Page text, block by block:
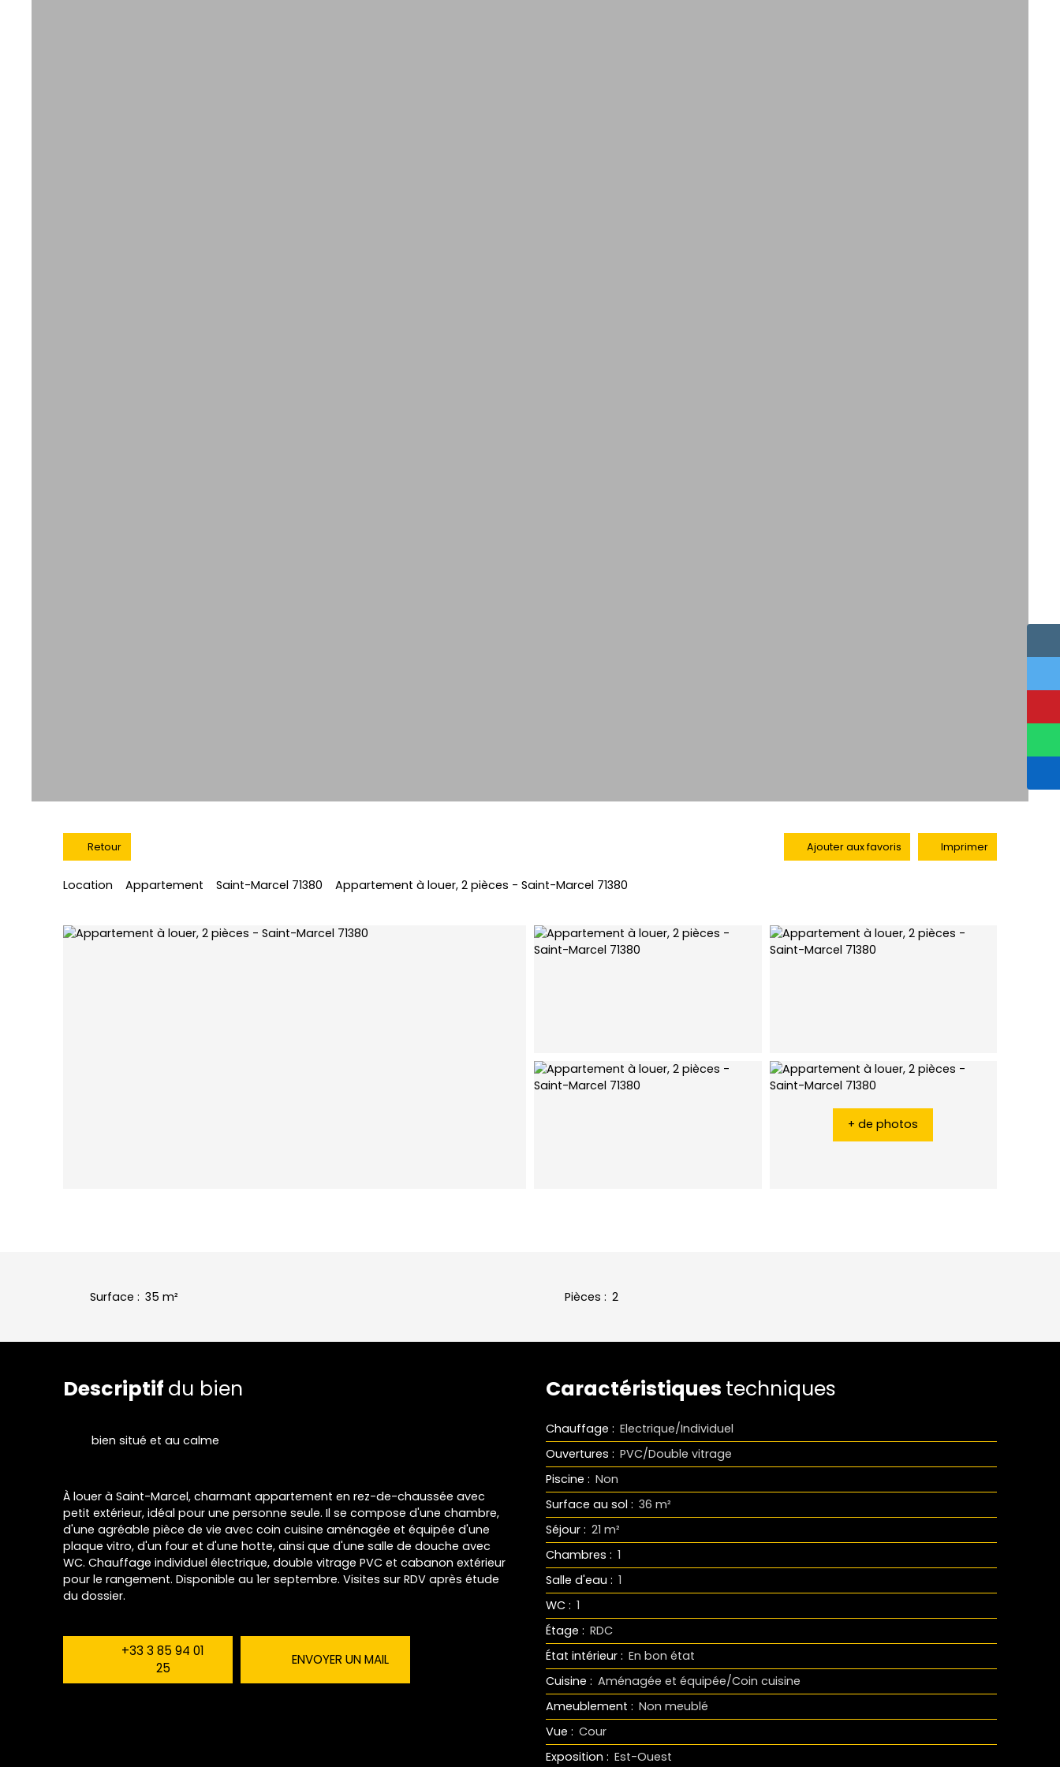
Retour Ajouter aux favoris Imprimer
Location Appartement Saint-Marcel 71380 Appartement à louer, 2 pièces - Saint-Marcel 71380
+ de photos
Surface : 35 m² Pièces : 2
Descriptif du bien
bien situé et au calme
À louer à Saint-Marcel, charmant appartement en rez-de-chaussée avec
petit extérieur, idéal pour une personne seule. Il se compose d'une chambre,
d'une agréable pièce de vie avec coin cuisine aménagée et équipée d'une
plaque vitro, d'un four et d'une hotte, ainsi que d'une salle de douche avec
WC. Chauffage individuel électrique, double vitrage PVC et cabanon extérieur
pour le rangement. Disponible au 1er septembre. Visites sur RDV après étude
du dossier.
+33 3 85 94 01
25
ENVOYER UN MAIL
Caractéristiques techniques
Chauffage : Electrique/Individuel
Ouvertures : PVC/Double vitrage
Piscine : Non
Surface au sol : 36 m²
Séjour : 21 m²
Chambres : 1
Salle d'eau : 1
WC : 1
Étage : RDC
État intérieur : En bon état
Cuisine : Aménagée et équipée/Coin cuisine
Ameublement : Non meublé
Vue : Cour
Exposition : Est-Ouest